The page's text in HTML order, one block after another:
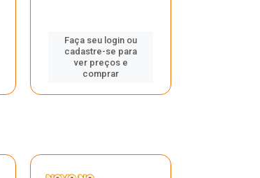
Faça seu login ou
cadastre-se para
ver preços e
comprar